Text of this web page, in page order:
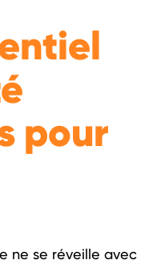
pour
ne se réveille avec